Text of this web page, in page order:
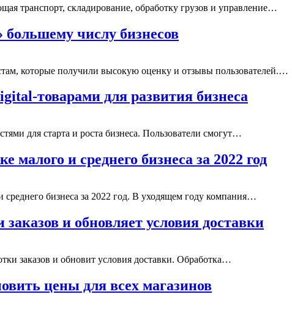
транспорт, складирование, обработку грузов и управление…
большему числу бизнесов
которые получили высокую оценку и отзывы пользователей.…
товарами для развития бизнеса
для старта и роста бизнеса. Пользователи смогут…
малого и среднего бизнеса за 2022 год
бизнеса за 2022 год. В уходящем году компания…
и обновляет условия доставки
заказов и обновит условия доставки. Обработка…
цены для всех магазинов